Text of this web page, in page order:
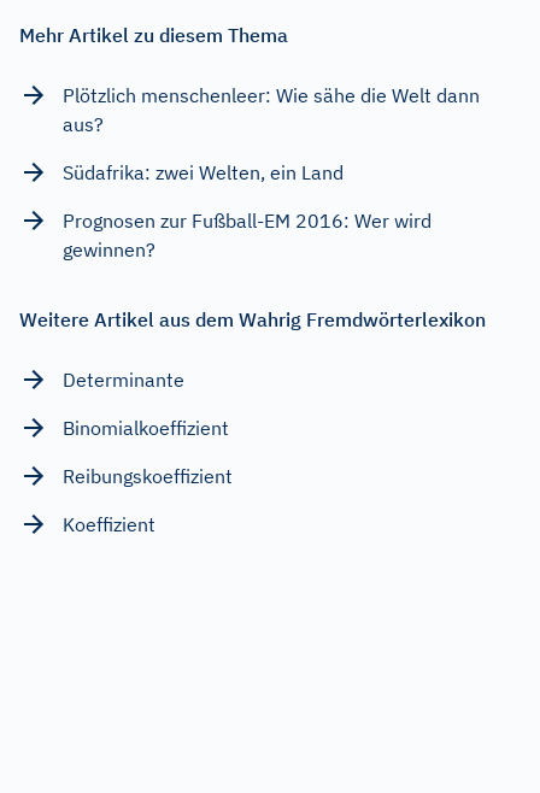
Mehr Artikel zu diesem Thema
Plötzlich menschenleer: Wie sähe die Welt dann
aus?
Südafrika: zwei Welten, ein Land
Prognosen zur Fußball-EM 2016: Wer wird
gewinnen?
Weitere Artikel aus dem Wahrig Fremdwörterlexikon
Determinante
Binomialkoeffizient
Reibungskoeffizient
Koeffizient